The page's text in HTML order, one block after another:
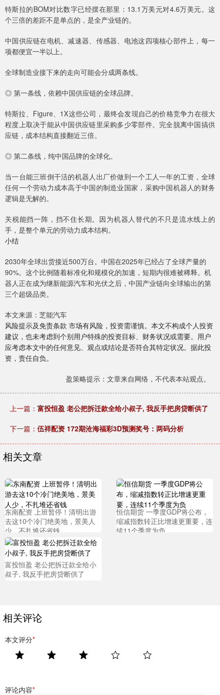
特斯拉的BOM对比数字已经摆在那里：13.1万美元对4.6万美元。这
个三倍的差距不是单点的，是全产业链的。
中国供应链在电机、减速器、传感器、电池这四项核心部件上，每一
项都便宜一半以上。
全球制造业接下来的走向可能会分成两条线。
◎ 第一条线，依赖中国供应链的全球品牌。
特斯拉、Figure、1X这些公司，最终会发现自己的价格竞争力在很大
程度上取决于能从中国供应链里采购多少零部件。完全脱离中国搞供
应链，成本结构直接翻近三倍。
◎ 第二条线，纯中国品牌的全球化。
当一台能三班倒干活的机器人出厂价做到一个工人一年的工资，全球
任何一个劳动力成本高于中国的制造业国家，采购中国机器人的财务
逻辑是无解的。
关税能挡一阵，挡不住长期。因为机器人替代的不只是流水线上的
手，是整个单元的劳动力成本结构。
小结
2030年全球出货接近500万台。中国在2025年已经占了全球产量的
90%。这个比例随着标准化和规模化的加速，短期内很难被稀释。机
器人正在成为继新能源汽车和光伏之后，中国产业链向全球输出的第
三个超级品类。
本文来源：芝能汽车
风险提示及免责条款 市场有风险，投资需谨慎。本文不构成个人投资
建议，也未考虑到个别用户特殊的投资目标、财务状况或需要。用户
应考虑本文中的任何意见、观点或结论是否符合其特定状况。据此投
资，责任自负。
盈策略提示：文章来自网络，不代表本站观点。
上一篇： 富投恒盈 老公把拆迁款全给小叔子, 我反手把房贷断供了
下一篇： 伍祥配资 172期沧海福彩3D预测奖号：两码分析
相关文章
东南配资 上班暂停！清明出游
去这10个冷门绝美地，景美人
少，不扎堆还省钱
恒信期货 一季度GDP将公布，
缩减指数转正比增速更重要，连
续11个季度为负
富投恒盈 老公把拆迁款全给小
叔子, 我反手把房贷断供了
相关评论
本文评分*
评论内容*